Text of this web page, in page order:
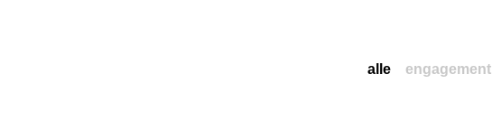
engagement
alle